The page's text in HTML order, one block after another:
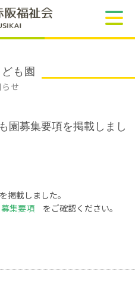
も園
せ
園募集要項を掲載しまし
掲載しました。
集要項 をご確認ください。